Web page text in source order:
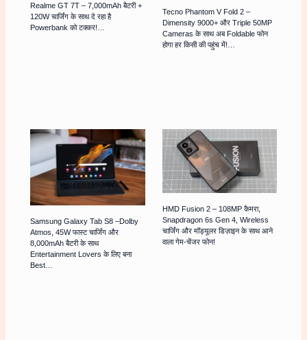
Realme GT 7T – 7,000mAh बैटरी +
120W चार्जिंग के साथ दे रहा है
Powerbank को टक्कर!…
Tecno Phantom V Fold 2 –
Dimensity 9000+ और Triple 50MP
Cameras के साथ अब Foldable फोन
होगा हर किसी की पहुंच में!…
Samsung Galaxy Tab S8 –Dolby
Atmos, 45W फास्ट चार्जिंग और
8,000mAh बैटरी के साथ
Entertainment Lovers के लिए बना
Best…
HMD Fusion 2 – 108MP कैमरा,
Snapdragon 6s Gen 4, Wireless
चार्जिंग और मॉड्यूलर डिज़ाइन के साथ आने
वाला गेम-चेंजर फोन!